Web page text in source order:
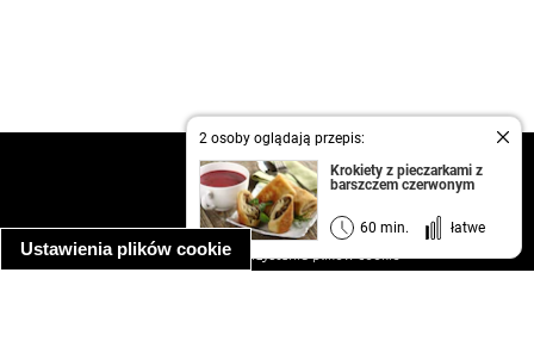
Ustawienia plików cookie
2 osoby oglądają przepis:
Krokiety z pieczarkami z
barszczem czerwonym
60 min. łatwe
kontakt
regulamin
informacja o prywatności
informacja o wykorzystaniu plików cookie